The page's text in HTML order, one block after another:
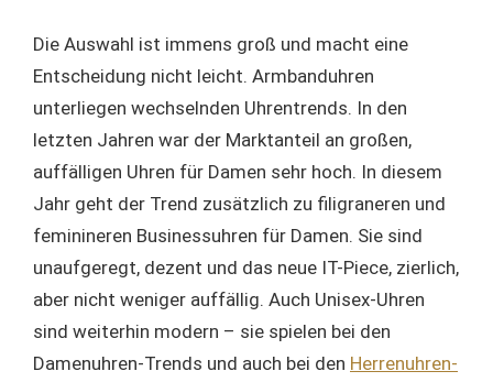
Die Auswahl ist immens groß und macht eine
Entscheidung nicht leicht. Armbanduhren
unterliegen wechselnden Uhrentrends. In den
letzten Jahren war der Marktanteil an großen,
auffälligen Uhren für Damen sehr hoch. In diesem
Jahr geht der Trend zusätzlich zu filigraneren und
feminineren Businessuhren für Damen. Sie sind
unaufgeregt, dezent und das neue IT-Piece, zierlich,
aber nicht weniger auffällig. Auch Unisex-Uhren
sind weiterhin modern – sie spielen bei den
Damenuhren-Trends und auch bei den Herrenuhren-